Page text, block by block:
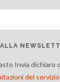
Invia dichiaro
del